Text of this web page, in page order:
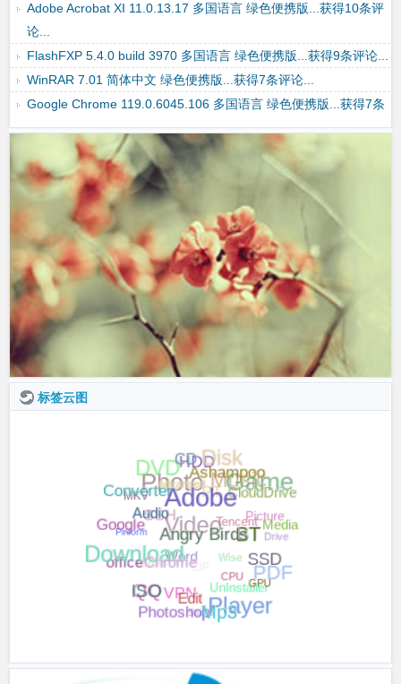
Adobe Acrobat XI 11.0.13.17 多国语言 绿色便携版...获得10条评
论...
FlashFXP 5.4.0 build 3970 多国语言 绿色便携版...获得9条评论...
WinRAR 7.01 简体中文 绿色便携版...获得7条评论...
Google Chrome 119.0.6045.106 多国语言 绿色便携版...获得7条
评论...
标签云图
Adobe
Advanced
Angry Birds
Ashampoo
Audio
BT
CD
Chrome
CloudDrive
Converter
CPU
Disk
Download
DVD
Edit
Game
Google
GPU
HDD
ISO
Media
MKV
Mp3
Music
office PDF
Photo
Photoshop
Piriform
Player
PT
QQ
SSD
SSH
Studio
Tencent
Torrent
UnInstaller
Video
Wise
Word
ZIP